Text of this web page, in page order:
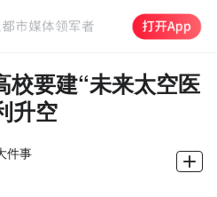
校要建“未来太空医
升空
件事